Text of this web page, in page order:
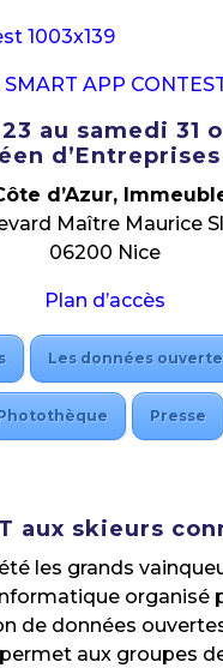
au samedi 31
d’Azur,
Maître Maurice
06200 Nice
Plan d’accès
Les données
Presse
aux skieurs
les grands
organisé
de données
aux groupes